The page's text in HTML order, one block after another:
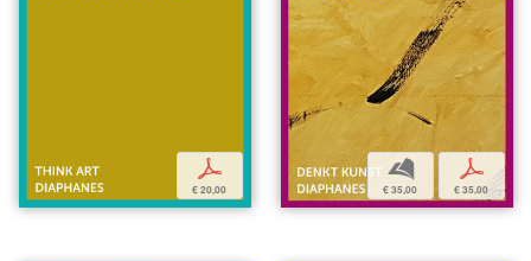
p
€ 20,00
b
€ 35,00
p
€ 35,00